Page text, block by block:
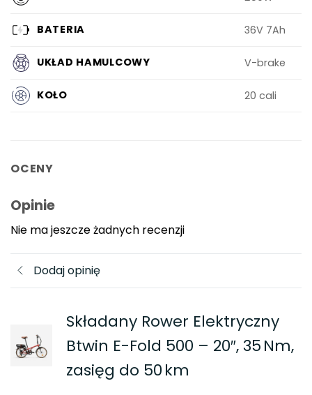
BATERIA 36V 7Ah
UKŁAD HAMULCOWY V-brake
KOŁO 20 cali
OCENY
Opinie
Nie ma jeszcze żadnych recenzji
Dodaj opinię
Składany Rower Elektryczny
Btwin E-Fold 500 – 20″, 35 Nm,
zasięg do 50 km